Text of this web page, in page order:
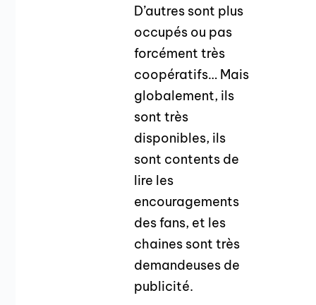
D’autres sont plus
occupés ou pas
forcément très
coopératifs… Mais
globalement, ils
sont très
disponibles, ils
sont contents de
lire les
encouragements
des fans, et les
chaines sont très
demandeuses de
publicité.